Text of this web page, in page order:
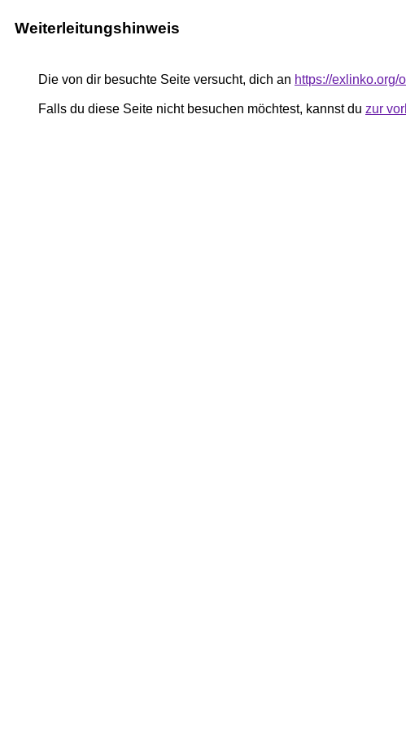
Weiterleitungshinweis
Die von dir besuchte Seite versucht, dich an https://exlinko.org/
Falls du diese Seite nicht besuchen möchtest, kannst du zur